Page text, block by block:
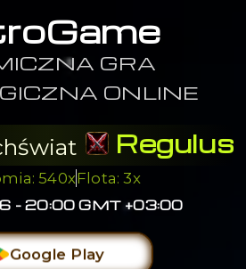
GRA
ONLINE
Regulus
540xFlota: 3x
- 20:00 GMT +03:00
Google Play